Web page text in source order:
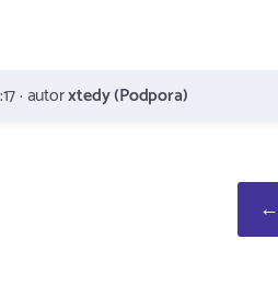
· autorxtedy (Podpora)